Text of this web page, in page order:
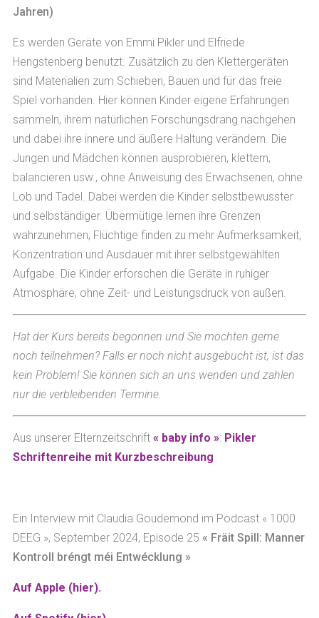
Jahren)
Es werden Geräte von Emmi Pikler und Elfriede
Hengstenberg benutzt. Zusätzlich zu den Klettergeräten
sind Materialien zum Schieben, Bauen und für das freie
Spiel vorhanden. Hier können Kinder eigene Erfahrungen
sammeln, ihrem natürlichen Forschungsdrang nachgehen
und dabei ihre innere und äußere Haltung verändern. Die
Jungen und Mädchen können ausprobieren, klettern,
balancieren usw., ohne Anweisung des Erwachsenen, ohne
Lob und Tadel. Dabei werden die Kinder selbstbewusster
und selbständiger. Übermütige lernen ihre Grenzen
wahrzunehmen, Flüchtige finden zu mehr Aufmerksamkeit,
Konzentration und Ausdauer mit ihrer selbstgewählten
Aufgabe. Die Kinder erforschen die Geräte in ruhiger
Atmosphäre, ohne Zeit- und Leistungsdruck von außen.
Hat der Kurs bereits begonnen und Sie möchten gerne
noch teilnehmen? Falls er noch nicht ausgebucht ist, ist das
kein Problem! Sie können sich an uns wenden und zahlen
nur die verbleibenden Termine.
Aus unserer Elternzeitschrift « baby info »: Pikler
Schriftenreihe mit Kurzbeschreibung
Ein Interview mit Claudia Goudemond im Podcast « 1000
DEEG », September 2024, Episode 25 « Fräit Spill: Manner
Kontroll bréngt méi Entwécklung »
Auf Apple (hier).